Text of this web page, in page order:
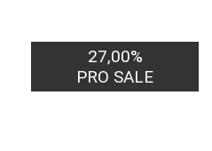
27,00%
PRO SALE